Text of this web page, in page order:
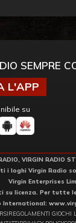
SEMPRE
L'APP
su
VIRGIN RADIO
i loghi Virgin Radio
Virgin Enterprises
su licenza. Per tutte
International:
REGOLAMENTI GIOCHI